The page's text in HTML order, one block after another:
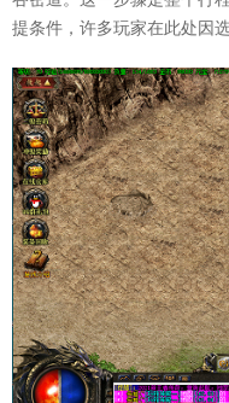
提条件，许多玩家在此处因